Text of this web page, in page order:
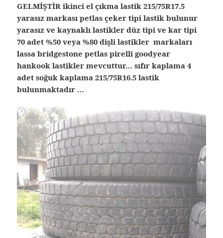
GELMİŞTİR ikinci el çıkma lastik 215/75R17.5
yarasız markası petlas çeker tipi lastik bulunur
yarasız ve kaynaklı lastikler düz tipi ve kar tipi
70 adet %50 veya %80 dişli lastikler markaları
lassa bridgestone petlas pirelli goodyear
hankook lastikler mevcuttur… sıfır kaplama 4
adet soğuk kaplama 215/75R16.5 lastik
bulunmaktadır …